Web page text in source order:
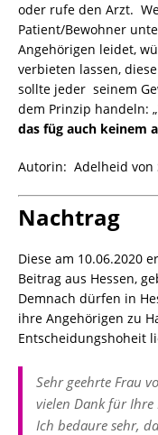
oder rufe den Arzt.
Patient/Bewohner
Angehörigen leidet,
verbieten lassen,
sollte jeder seinem
dem Prinzip handeln: „
das füg auch keinem
Autorin: Adelheid von
Nachtrag
Diese am 10.06.2020
Beitrag aus Hessen,
Demnach dürfen in
ihre Angehörigen zu
Entscheidungshoheit
Sehr geehrte Frau
vielen Dank für
Ich bedaure sehr,